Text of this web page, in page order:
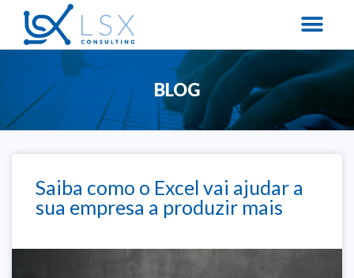
BLOG
Saiba como o Excel vai ajudar a
sua empresa a produzir mais